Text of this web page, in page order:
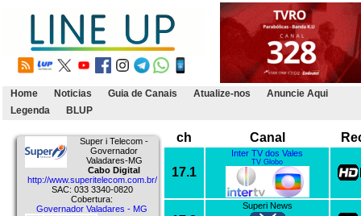
Home Noticias Guia de Canais Atualize-nos
Anuncie Aqui
Legenda
BLUP
Super i Telecom -
Governador
Valadares-MG
Cabo Digital
http://www.superitelecom.com.br/
SAC: 033 3340-0820
Cobertura:
Governador Valadares - MG
ch Canal
17.1
Inter TV dos Vales
TV Globo
Superi News